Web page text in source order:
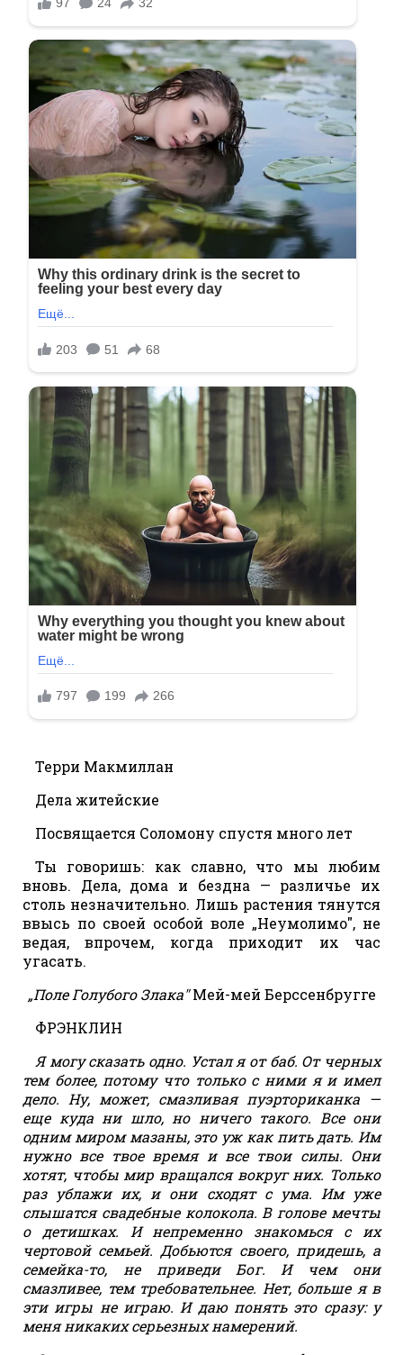
Терри Макмиллан
Дела житейские
Посвящается Соломону спустя много лет
Ты говоришь: как славно, что мы любим
вновь. Дела, дома и бездна — различье их
столь незначительно. Лишь растения тянутся
ввысь по своей особой воле „Неумолимо", не
ведая, впрочем, когда приходит их час
угасать.
„Поле Голубого Злака"Мей-мей Берссенбругге
ФРЭНКЛИН
Я могу сказать одно. Устал я от баб. От черных
тем более, потому что только с ними я и имел
дело. Ну, может, смазливая пуэрториканка —
еще куда ни шло, но ничего такого. Все они
одним миром мазаны, это уж как пить дать. Им
нужно все твое время и все твои силы. Они
хотят, чтобы мир вращался вокруг них. Только
раз ублажи их, и они сходят с ума. Им уже
слышатся свадебные колокола. В голове мечты
о детишках. И непременно знакомься с их
чертовой семьей. Добьются своего, придешь, а
семейка-то, не приведи Бог. И чем они
смазливее, тем требовательнее. Нет, больше я в
эти игры не играю. И даю понять это сразу: у
меня никаких серьезных намерений.